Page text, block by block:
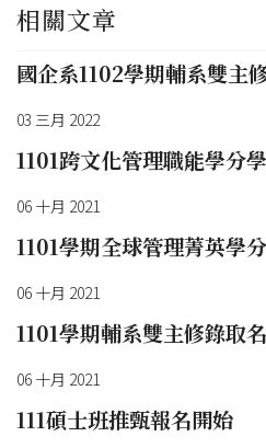
相關文章
國企系1102學期輔系雙主
03 三月 2022
1101跨文化管理職能學分
06 十月 2021
1101學期全球管理菁英學
06 十月 2021
1101學期輔系雙主修錄取
06 十月 2021
111碩士班推甄報名開始